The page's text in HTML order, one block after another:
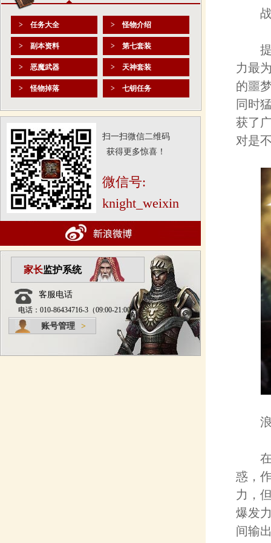
> 任务大全 > 怪物介绍
> 副本资料 > 第七套装
> 恶魔武器 > 天神套装
> 怪物掉落 > 七钥任务
扫一扫微信二维码
获得更多惊喜！
微信号:
knight_weixin
家长监护系统
客服电话
电话：010-86434716-3（09:00-21:00）
账号管理 >
战
提到
力最
的噩
同时
获了
对是
浪
在《
惑，
力，
爆发
间输